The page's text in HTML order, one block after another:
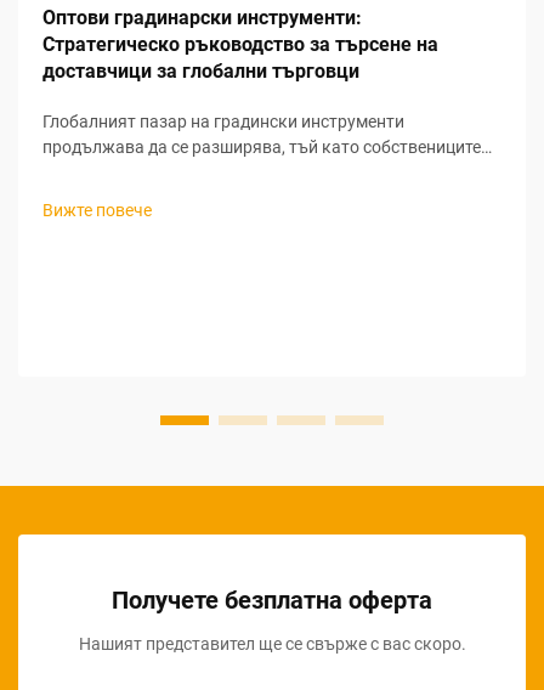
Оптови градинарски инструменти:
Стратегическо ръководство за търсене на
доставчици за глобални търговци
Глобалният пазар на градински инструменти
продължава да се разширява, тъй като собствениците
градинарството. За търговците, които търсят печеливши
Вижте повече
Получете безплатна оферта
Нашият представител ще се свърже с вас скоро.